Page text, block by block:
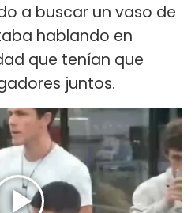
a buscar un vaso de
hablando en
que tenían que
juntos.